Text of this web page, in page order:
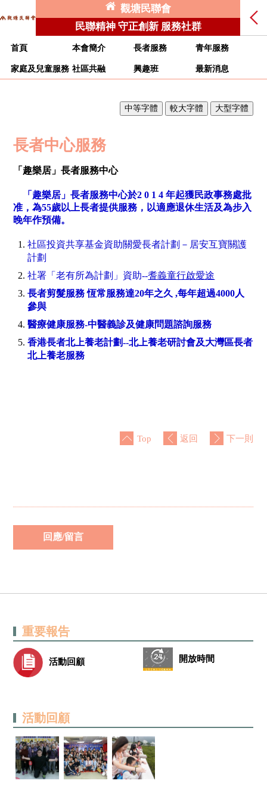
觀塘民聯會
民聯精神 守正創新 服務社群
首頁 本會簡介 長者服務
青年服務
家庭及兒童服務 社區共融 興趣班 最新消息
長者中心服務
「趣樂居」長者服務中心
「趣樂居」長者服務中心於2 0 1 4 年起獲民政事務處批
准，為55歲以上長者提供服務，以適應退休生活及為步入
晚年作預備。
社區投資共享基金資助關愛長者計劃－居安互寶關護
計劃
社署「老有所為計劃」資助--耆義童行啟愛途
長者剪髮服務 恆常服務達20年之久 ,每年超過4000人
參與
醫療健康服務-中醫義診及健康問題諮詢服務
香港長者北上養老計劃--北上養老研討會及大灣區長者
北上養老服務
Top 返回 下一則
重要報告
活動回顧 開放時間
活動回顧